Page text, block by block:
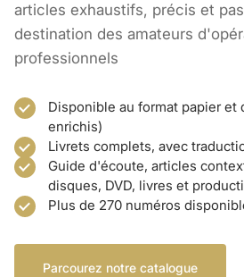
articles exhaustifs, précis et
destination des amateurs
professionnels
Disponible au format papier et
enrichis)
Livrets complets, avec
Guide d'écoute, articles
disques, DVD, livres et
Plus de 270 numéros
Parcourez notre catalogue